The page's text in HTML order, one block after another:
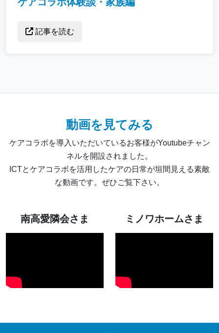
記事を読む
動画を見てみる
ケアコラボを導入いただいているお客様がYoutubeチャン
ネルを開設されました。
ICTとケアコラボを活用したケアの日常が垣間見える素敵
な動画です。ぜひご覧下さい。
南高愛隣会さま ミノワホームさま